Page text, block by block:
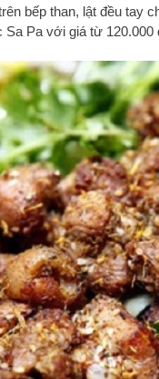
bếp than, lật đều tay
Pa với giá từ 120.000